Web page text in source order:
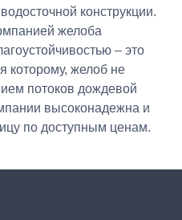
конструкции.
желоба
– это
которому, желоб не
потоков дождевой
высоконадежна и
по доступным ценам.